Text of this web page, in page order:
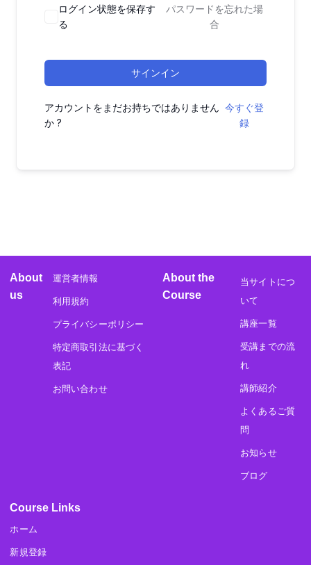
ログイン状態を保存す
る
パスワードを忘れた場
合
サインイン
アカウントをまだお持ちではありません
か ?
今すぐ登
録
About
us
運営者情報
利用規約
プライバシーポリシー
特定商取引法に基づく
表記
お問い合わせ
About the
Course
当サイトにつ
いて
講座一覧
受講までの流
れ
講師紹介
よくあるご質
問
お知らせ
ブログ
Course Links
ホーム
新規登録